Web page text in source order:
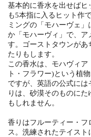
基本的に香水を出せば
も5本指に入るヒット作
ミングの「モハーヴェ」
か「モハーヴィ」で、
す。ゴーストタウンがあ
たりもします。
この香水は、モハヴィ
ト・フラワー)という植
ですが、英語の公式には
りは、砂漠そのものに
もしれません。
香りはフルーティー・フ
ス。洗練されたテイスト